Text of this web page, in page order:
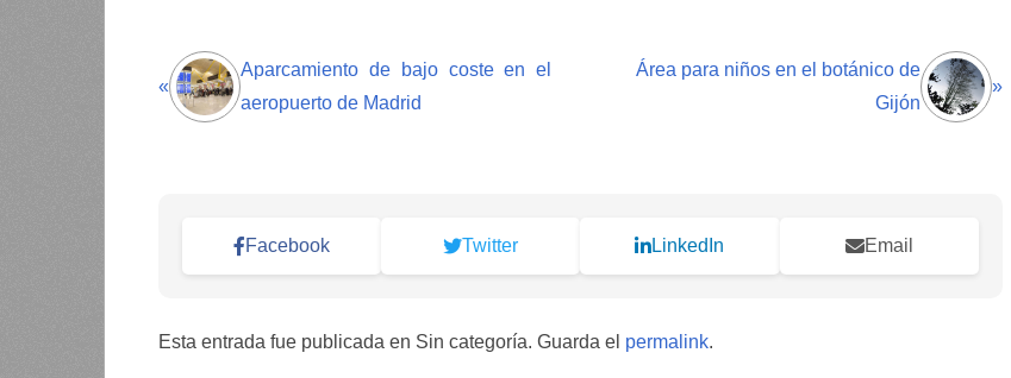
«
Aparcamiento de bajo coste en el
aeropuerto de Madrid
Área para niños en el botánico de
Gijón
»
Facebook Twitter LinkedIn Email
Esta entrada fue publicada en Sin categoría. Guarda el permalink.